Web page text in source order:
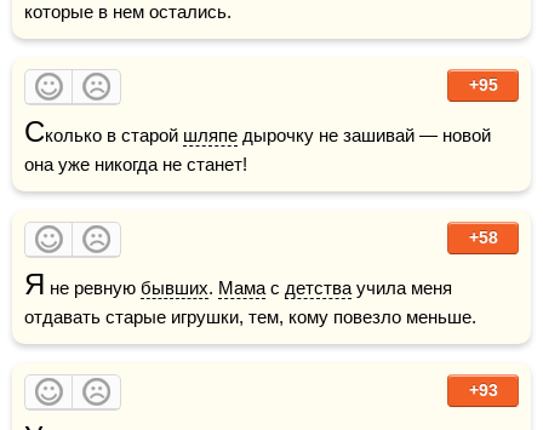
которые в нем остались.
+95
Сколько в старой шляпе дырочку не зашивай — новой
она уже никогда не станет!
+58
Я не ревную бывших. Мама с детства учила меня
отдавать старые игрушки, тем, кому повезло меньше.
+93